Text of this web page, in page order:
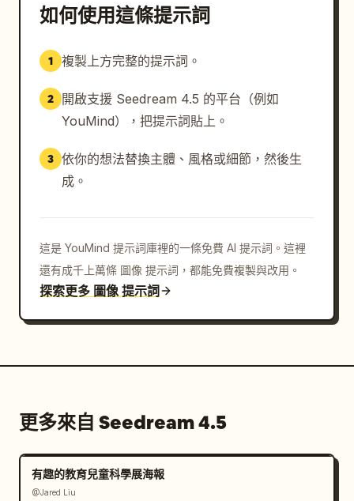
如何使用這條提示詞
1 複製上方完整的提示詞。
2
開啟支援 Seedream 4.5 的平台（例如
YouMind），把提示詞貼上。
3 依你的想法替換主體、風格或細節，然後生
成。
這是 YouMind 提示詞庫裡的一條免費 AI 提示詞。這裡
還有成千上萬條 圖像 提示詞，都能免費複製與改用。
探索更多 圖像 提示詞
更多來自 Seedream 4.5
有趣的教育兒童科學展海報
@Jared Liu